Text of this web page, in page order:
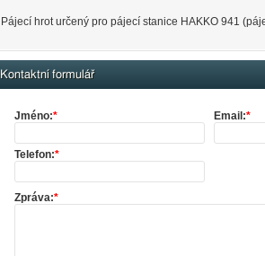
Pájecí hrot určený pro pájecí stanice HAKKO 941
Kontaktní formulář
Jméno:* Email:*
Telefon:*
Zpráva:*